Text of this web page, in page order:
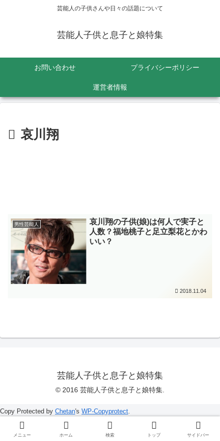
芸能人の子供さんや日々の話題について
芸能人子供と息子と娘特集
お問い合わせ プライバシーポリシー
運営者情報
哀川翔
男性芸能人
哀川翔の子供(娘)は何人で実子と
人数？福地桃子と足立梨花とかわ
いい？
2018.11.04
芸能人子供と息子と娘特集
© 2016 芸能人子供と息子と娘特集.
メニュー ホーム 検索 トップ サイドバー
Copy Protected by Chetan's WP-Copyprotect